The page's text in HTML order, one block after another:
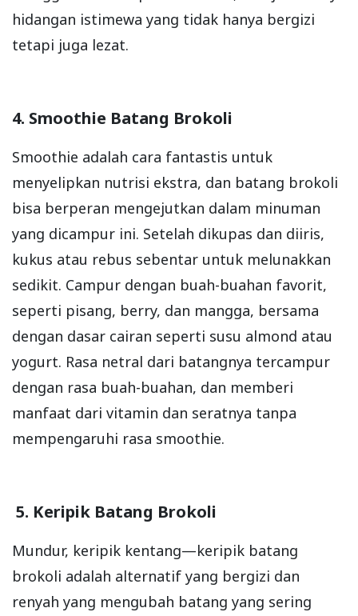
hidangan istimewa yang tidak hanya bergizi
tetapi juga lezat.
4. Smoothie Batang Brokoli
Smoothie adalah cara fantastis untuk
menyelipkan nutrisi ekstra, dan batang brokoli
bisa berperan mengejutkan dalam minuman
yang dicampur ini. Setelah dikupas dan diiris,
kukus atau rebus sebentar untuk melunakkan
sedikit. Campur dengan buah-buahan favorit,
seperti pisang, berry, dan mangga, bersama
dengan dasar cairan seperti susu almond atau
yogurt. Rasa netral dari batangnya tercampur
dengan rasa buah-buahan, dan memberi
manfaat dari vitamin dan seratnya tanpa
mempengaruhi rasa smoothie.
5. Keripik Batang Brokoli
Mundur, keripik kentang—keripik batang
brokoli adalah alternatif yang bergizi dan
renyah yang mengubah batang yang sering